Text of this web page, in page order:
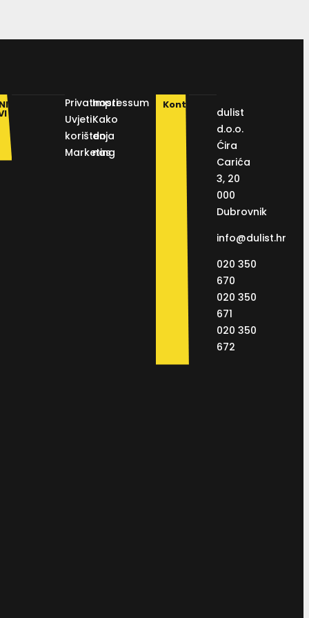
Privatnosti
Uvjeti
korištenja
Marketing
Impressum
Kako
do
nas
Kontakt
dulist
d.o.o.
Ćira
Carića
3, 20
000
Dubrovnik
info@dulist.hr
020 350
670
020 350
671
020 350
672